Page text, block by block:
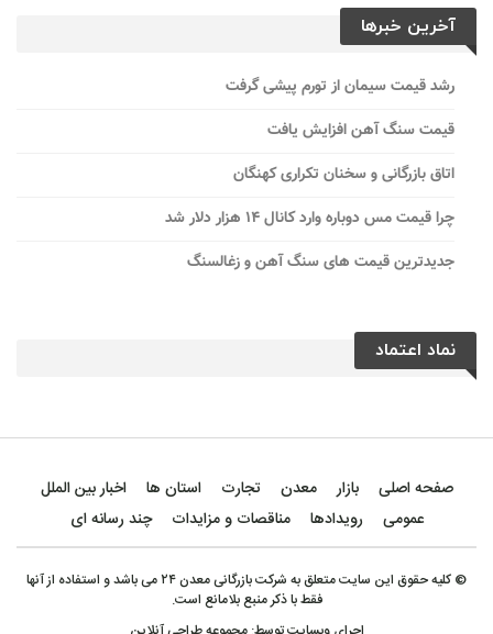
آخرین خبرها
رشد قیمت سیمان از تورم پیشی گرفت
قیمت سنگ آهن افزایش یافت
اتاق بازرگانی و سخنان تکراری کهنگان
چرا قیمت مس دوباره وارد کانال ۱۴ هزار دلار شد
جدیدترین قیمت های سنگ آهن و زغالسنگ
نماد اعتماد
صفحه اصلی بازار معدن تجارت استان ها
اخبار بین الملل
عمومی
رویدادها مناقصات و مزایدات چند رسانه ای
© کلیه حقوق این سایت متعلق به شرکت بازرگانی معدن ۲۴ می باشد و استفاده از آنها
فقط با ذکر منبع بلامانع است.